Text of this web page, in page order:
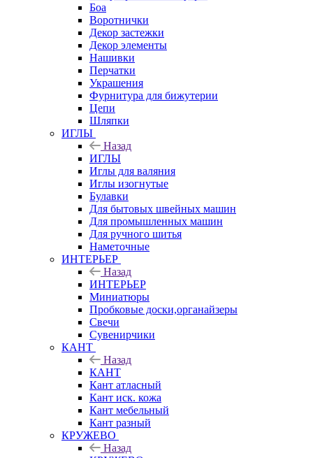
Боа
Воротнички
Декор застежки
Декор элементы
Нашивки
Перчатки
Украшения
Фурнитура для бижутерии
Цепи
Шляпки
ИГЛЫ
Назад
ИГЛЫ
Иглы для валяния
Иглы изогнутые
Булавки
Для бытовых швейных машин
Для промышленных машин
Для ручного шитья
Наметочные
ИНТЕРЬЕР
Назад
ИНТЕРЬЕР
Миниатюры
Пробковые доски,органайзеры
Свечи
Сувенирчики
КАНТ
Назад
КАНТ
Кант атласный
Кант иск. кожа
Кант мебельный
Кант разный
КРУЖЕВО
Назад